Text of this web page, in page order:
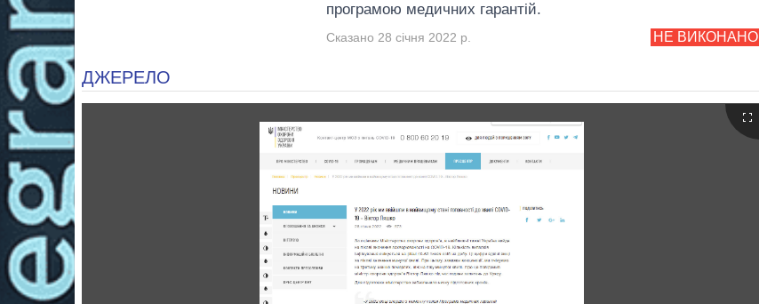
програмою медичних гарантій.
НЕ ВИКОНАНО
Сказано 28 січня 2022 р.
ДЖЕРЕЛО